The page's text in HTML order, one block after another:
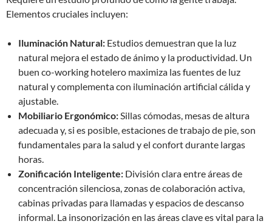
Elementos cruciales incluyen:
Iluminación Natural: Estudios demuestran que la luz
natural mejora el estado de ánimo y la productividad. Un
buen co-working hotelero maximiza las fuentes de luz
natural y complementa con iluminación artificial cálida y
ajustable.
Mobiliario Ergonómico:Sillas cómodas, mesas de altura
adecuada y, si es posible, estaciones de trabajo de pie, son
fundamentales para la salud y el confort durante largas
horas.
Zonificación Inteligente: División clara entre áreas de
concentración silenciosa, zonas de colaboración activa,
cabinas privadas para llamadas y espacios de descanso
informal. La insonorización en las áreas clave es vital para la